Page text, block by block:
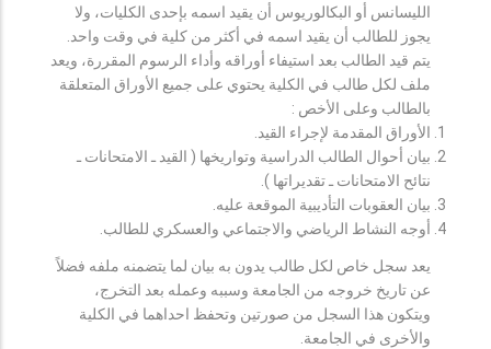
الليسانس أو البكالوريوس أن يقيد اسمه بإحدى الكليات، ولا
يجوز للطالب أن يقيد اسمه في أكثر من كلية في وقت واحد.
يتم قيد الطالب بعد استيفاء أوراقه وأداء الرسوم المقررة، ويعد
ملف لكل طالب في الكلية يحتوي على جميع الأوراق المتعلقة
بالطالب وعلى الأخص :
الأوراق المقدمة لإجراء القيد.
بيان أحوال الطالب الدراسية وتواريخها ( القيد ـ الامتحانات ـ
نتائح الامتحانات ـ تقديراتها ).
بيان العقوبات التأديبية الموقعة عليه.
أوجه النشاط الرياضي والاجتماعي والعسكري للطالب.
يعد سجل خاص لكل طالب يدون به بيان لما يتضمنه ملفه فضلاً
عن تاريخ خروجه من الجامعة وسببه وعمله بعد التخرج،
ويتكون هذا السجل من صورتين وتحفظ احداهما في الكلية
والأخرى في الجامعة.